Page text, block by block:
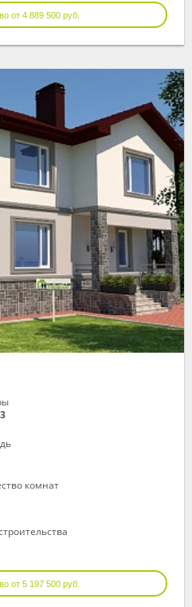
от 4 889 500 руб.
комнат
от 5 197 500 руб.